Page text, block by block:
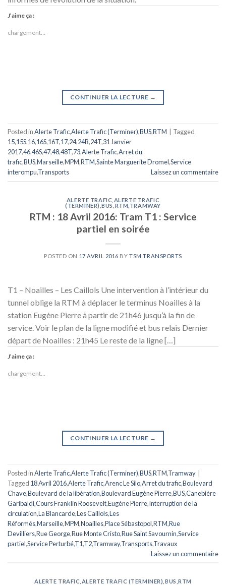
J’aime ça :
chargement…
CONTINUER LA LECTURE →
Posted inAlerte Trafic,Alerte Trafic (Terminer),BUS,RTM
Tagged
15,15S,16,16S,16T,17,24,24B,24T,31 Janvier
2017,46,46S,47,48,48T,73,Alerte Trafic,Arret du
trafic,BUS,Marseille,MPM,RTM,Sainte Marguerite Dromel,Service
interompu,Transports Laissez un commentaire
ALERTE TRAFIC ALERTE TRAFIC
(TERMINER) ,BUS RTM TRAMWAY
RTM : 18 Avril 2016: Tram T1 : Service
partiel en soirée
POSTED ON 17 AVRIL 2016 BYTSM TRANSPORTS
T1 – Noailles – Les Caillols Une intervention à l’intérieur du
tunnel oblige la RTM à déplacer le terminus Noailles à la
station Eugène Pierre à partir de 21h46 jusqu’à la fin de
service. Voir le plan de la ligne modifié et bus relais Dernier
départ de Noailles : 21h45 Le reste de la ligne […]
J’aime ça :
chargement…
CONTINUER LA LECTURE →
Posted inAlerte Trafic,Alerte Trafic (Terminer),BUS,RTM,Tramway
Tagged 18 Avril 2016,Alerte Trafic,Arenc Le Silo,Arret du trafic,Boulevard
Chave,Boulevard de la libération,Boulevard Eugène Pierre,BUS,Canebière
Garibaldi,Cours Franklin Roosevelt,Eugène Pierre,Interruption de la
circulation,La Blancarde,Les Caillols,Les
Réformés,Marseille,MPM,Noailles,Place Sébastopol,RTM,Rue
Devilliers,Rue George,Rue Monte Cristo,Rue Saint Savournin,Service
partiel,Service Perturbé,T1,T2,Tramway,Transports,Travaux
Laissez un commentaire
ALERTE TRAFIC ALERTE TRAFIC (TERMINER) BUS ,RTM